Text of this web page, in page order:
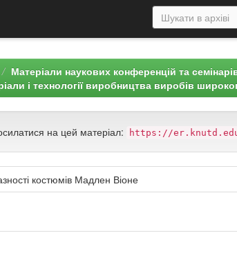
Матеріали наукових конференцій та
і технології виробництва виробів
на цей матеріал: https://
костюмів Мадлен Віоне